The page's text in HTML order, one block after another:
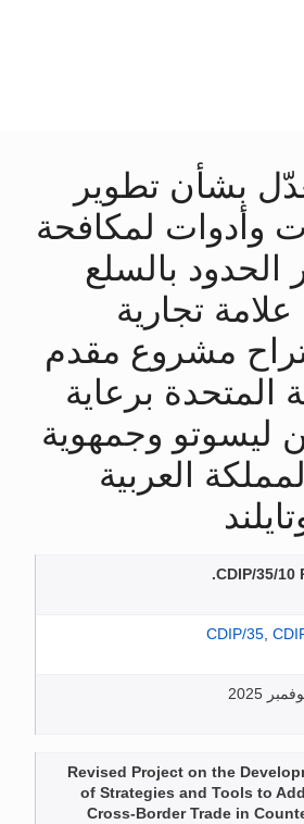
بشأن تطوير
وأدوات لمكافحة
الحدود بالسلع
تجارية
مشروع مقدم
المتحدة برعاية
ليسوتو وجمهوية
العربية
CDIP/35/10
CDIP/35
Revised Project on the
of Strategies and Tools to
Cross-Border Trade in